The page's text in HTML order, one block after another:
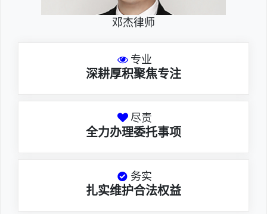
邓杰律师
专业
深耕厚积聚焦专注
尽责
全力办理委托事项
务实
扎实维护合法权益